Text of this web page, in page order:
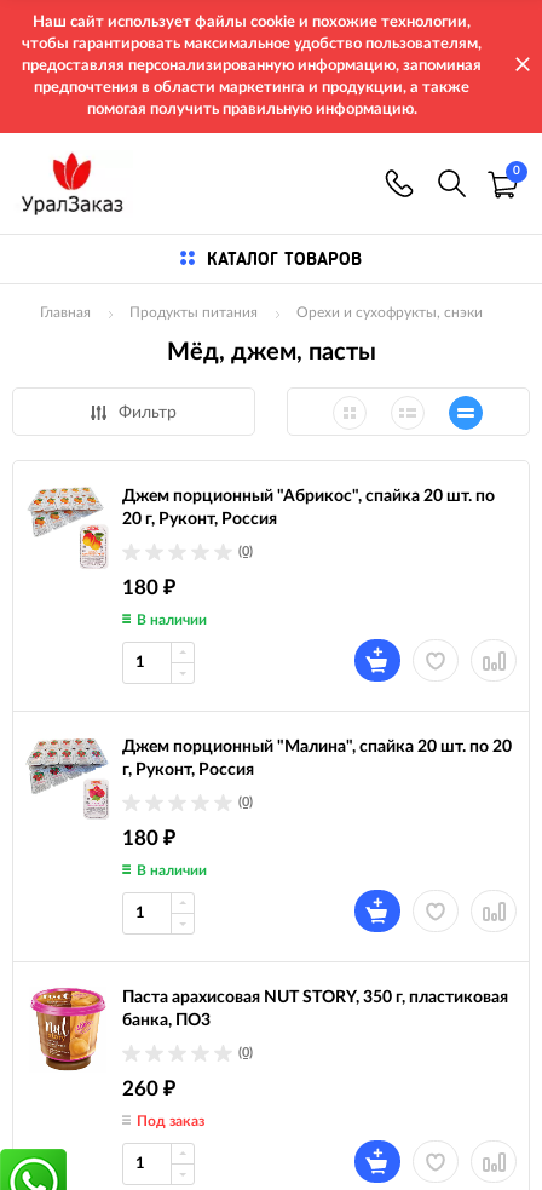
Наш сайт использует файлы cookie и похожие технологии,
чтобы гарантировать максимальное удобство пользователям,
предоставляя персонализированную информацию, запоминая
предпочтения в области маркетинга и продукции, а также
помогая получить правильную информацию.
0
КАТАЛОГ ТОВАРОВ
Главная Продукты питания Орехи и сухофрукты, снэки
Мёд, джем, пасты
Фильтр
Джем порционный "Абрикос", спайка 20 шт. по
20 г, Руконт, Россия
(0)
180 ₽
В наличии
Джем порционный "Малина", спайка 20 шт. по 20
г, Руконт, Россия
(0)
180 ₽
В наличии
Паста арахисовая NUT STORY, 350 г, пластиковая
банка, ПО3
(0)
260 ₽
Под заказ